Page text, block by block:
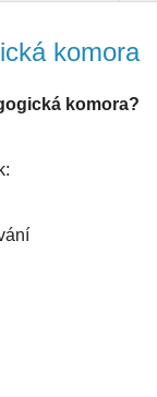
komora
komora?